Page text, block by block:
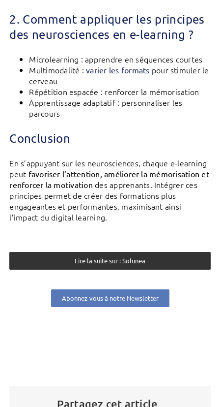
2. Comment appliquer les principes
des neurosciences en e-learning ?
Microlearning : apprendre en séquences courtes
Multimodalité :varier les formats pour stimuler le
cerveau
Répétition espacée : renforcer la mémorisation
Apprentissage adaptatif : personnaliser les
parcours
Conclusion
En s’appuyant sur les neurosciences, chaque e-learning
peut favoriser l’attention, améliorer la mémorisation et
renforcer la motivation des apprenants. Intégrer ces
principes permet de créer des formations plus
engageantes et performantes, maximisant ainsi
l’impact du digital learning.
Lire la suite sur : Solunea
Abonnez-vous à notre Newsletter
Partagez cet article